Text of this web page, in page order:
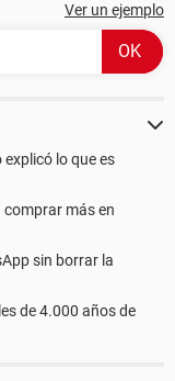
Ver un ejemplo
lo que es
comprar más en
sin borrar la
de 4.000 años de